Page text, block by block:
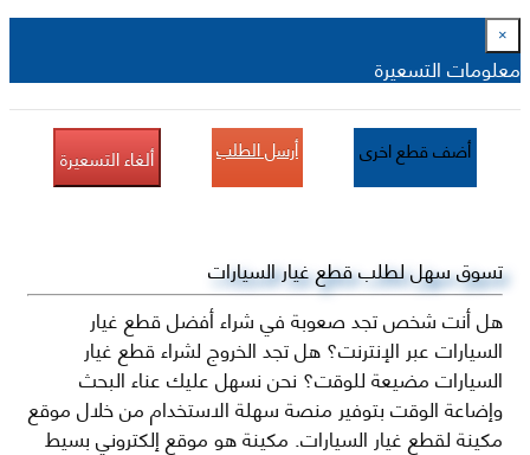
×
معلومات التسعيرة
أضف قطع اخرى أرسل الطلب ألغاء التسعيرة
تسوق سهل لطلب قطع غيار السيارات
هل أنت شخص تجد صعوبة في شراء أفضل قطع غيار
السيارات عبر الإنترنت؟ هل تجد الخروج لشراء قطع غيار
السيارات مضيعة للوقت؟ نحن نسهل عليك عناء البحث
وإضاعة الوقت بتوفير منصة سهلة الاستخدام من خلال موقع
مكينة لقطع غيار السيارات. مكينة هو موقع إلكتروني بسيط